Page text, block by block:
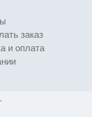
заказ
и оплата